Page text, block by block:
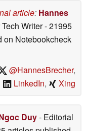
article: Hannes
Writer- 21995
on Notebookcheck
@HannesBrecher,
LinkedIn, Xing
Duy- Editorial